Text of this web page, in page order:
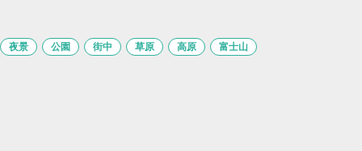
夜景 公園 街中 草原 高原 富士山